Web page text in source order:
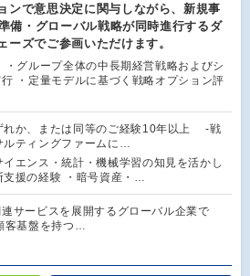
ンで意思決定に関与しながら、新規事
備・グローバル戦略が同時進行するダ
ーズでご参画いただけます。
・グループ全体の中長期経営戦略およびシ
・定量モデルに基づく戦略オプション評
れか、または同等のご経験10年以上 ‐戦
ルティングファームに…
イエンス・統計・機械学習の知見を活かし
支援の経験 ・暗号資産・…
連サービスを展開するグローバル企業で
客基盤を持つ…